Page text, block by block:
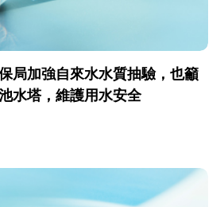
局加強自來水水質抽驗，也籲
水塔，維護用水安全